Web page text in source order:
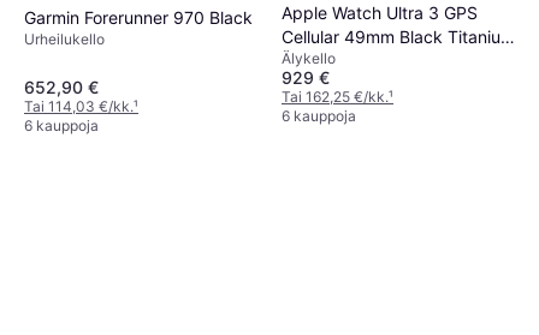
Garmin Forerunner 970 Black
Urheilukello
652,90 €
Tai 114,03 €/kk.¹
6 kauppoja
Apple Watch Ultra 3 GPS
Cellular 49mm Black Titanium
Case
Älykello
929 €
Tai 162,25 €/kk.¹
6 kauppoja